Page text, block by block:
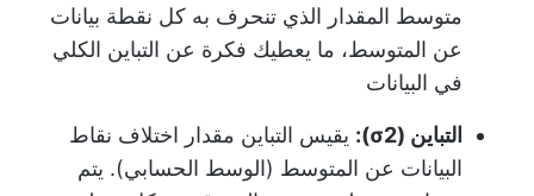
متوسط المقدار الذي تنحرف به كل نقطة بيانات
عن المتوسط، ما يعطيك فكرة عن التباين الكلي
في البيانات
التباين (σ2):
يقيس التباين مقدار اختلاف نقاط
البيانات عن المتوسط (الوسط الحسابي). يتم